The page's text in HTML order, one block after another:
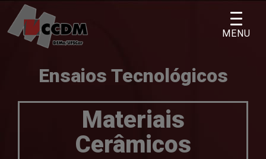
content
Ensaios Tecnológicos
Materiais
Cerâmicos
MENU